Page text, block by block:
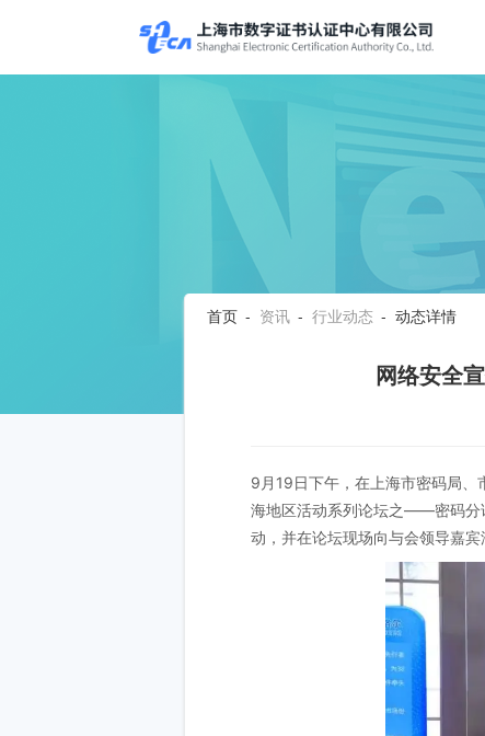
首页 - 资讯 - 行业动态 - 动态详情
网络安全
9月19日下午，在上海市密码局
海地区活动系列论坛之——密码分
动，并在论坛现场向与会领导嘉宾